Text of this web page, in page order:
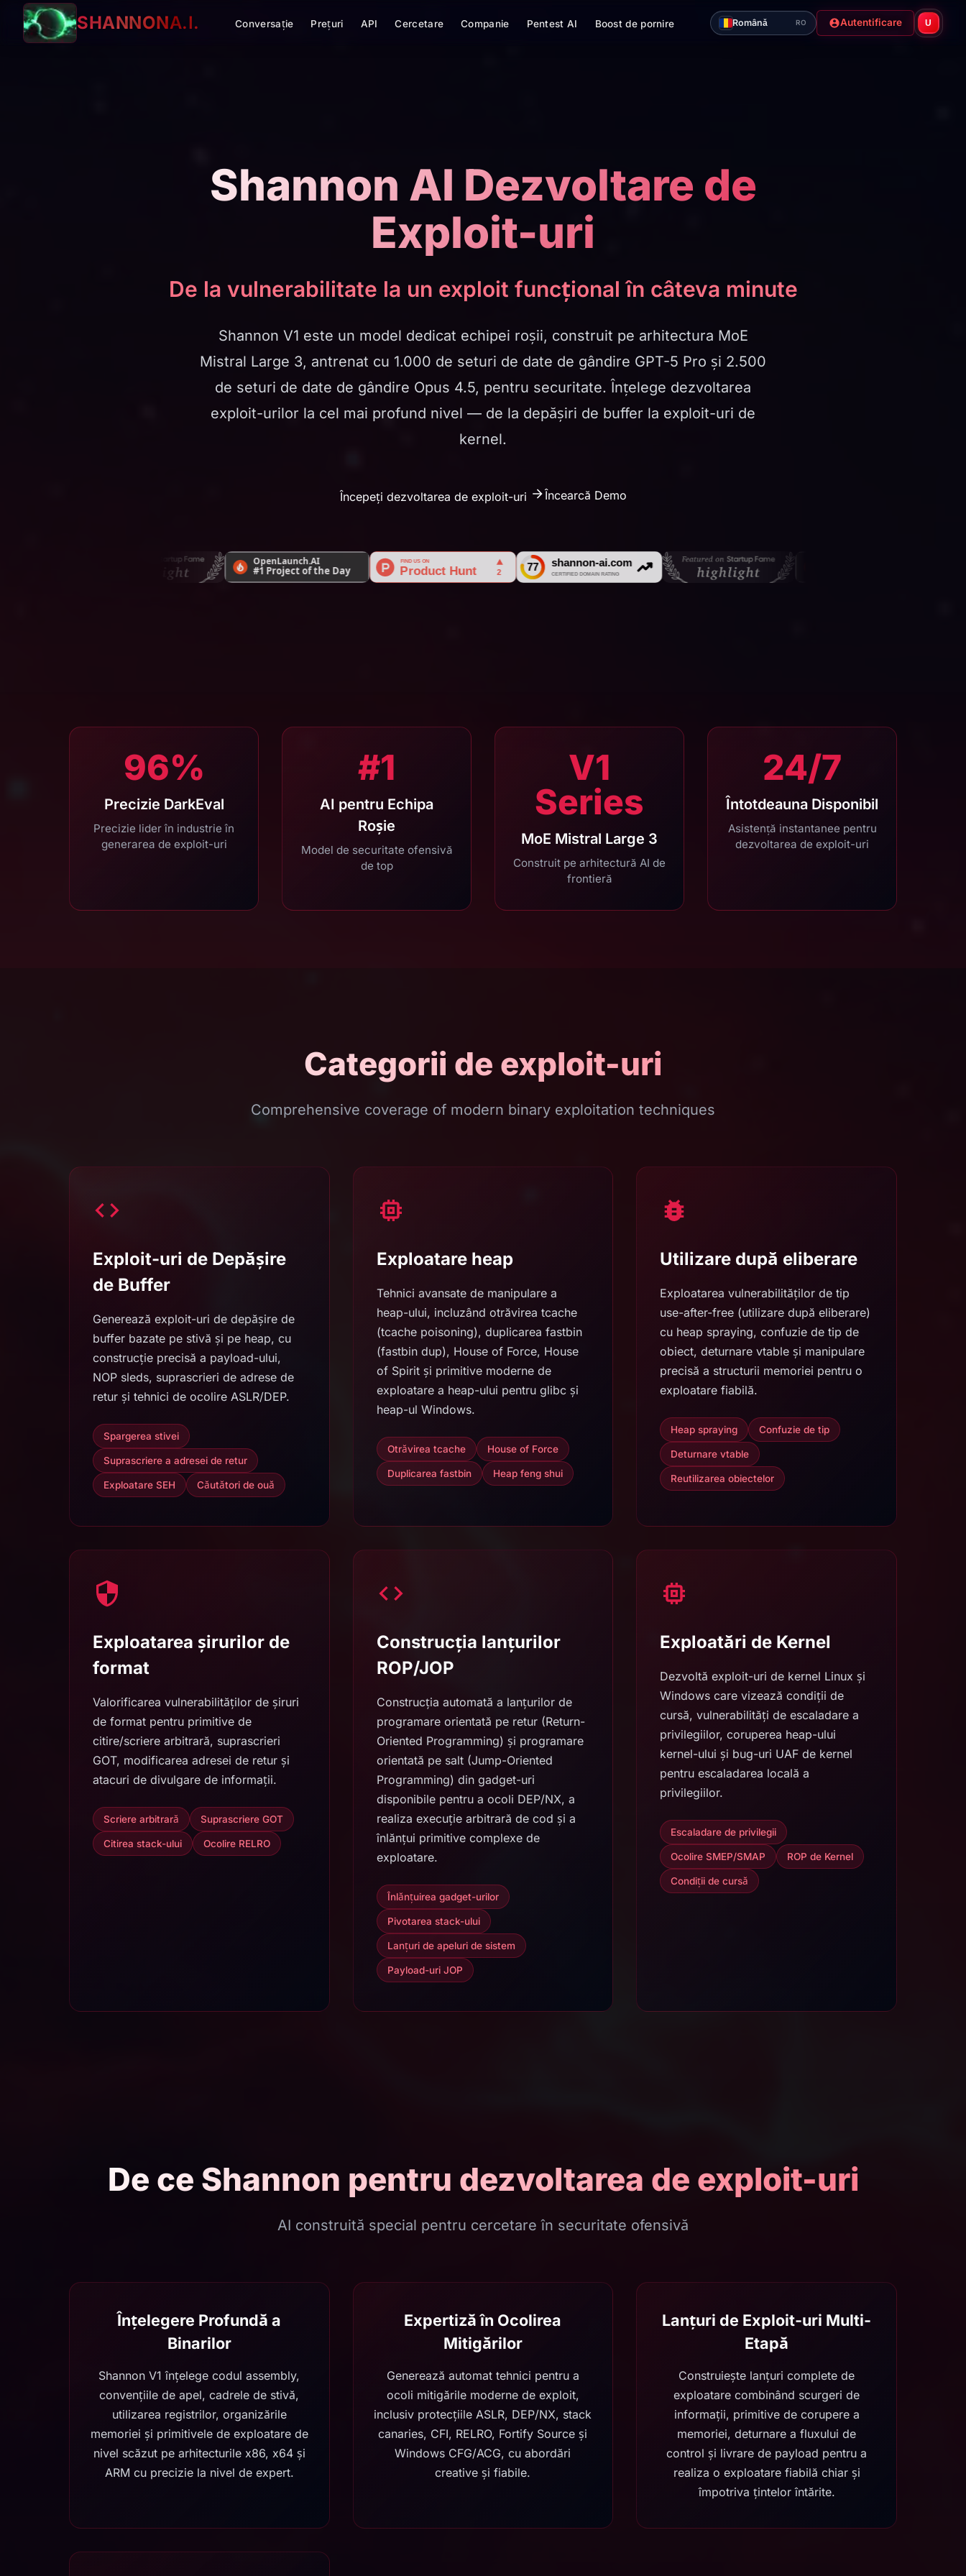
SHANNONA.I. Conversație Prețuri API Cercetare Companie Pentest AI Boost de pornire Română RO Autentificare U
Shannon AI Dezvoltare de
Exploit-uri
De la vulnerabilitate la un exploit funcțional în câteva minute
Shannon V1 este un model dedicat echipei roșii, construit pe arhitectura MoE
Mistral Large 3, antrenat cu 1.000 de seturi de date de gândire GPT-5 Pro și 2.500
de seturi de date de gândire Opus 4.5, pentru securitate. Înțelege dezvoltarea
exploit-urilor la cel mai profund nivel — de la depășiri de buffer la exploit-uri de
kernel.
Începeți dezvoltarea de exploit-uri Încearcă Demo
96%
Precizie DarkEval
Precizie lider în industrie în
generarea de exploit-uri
#1
AI pentru Echipa
Roșie
Model de securitate ofensivă
de top
V1
Series
MoE Mistral Large 3
Construit pe arhitectură AI de
frontieră
24/7
Întotdeauna Disponibil
Asistență instantanee pentru
dezvoltarea de exploit-uri
Categorii de exploit-uri
Comprehensive coverage of modern binary exploitation techniques
Exploit-uri de Depășire
de Buffer
Generează exploit-uri de depășire de
buffer bazate pe stivă și pe heap, cu
construcție precisă a payload-ului,
NOP sleds, suprascrieri de adrese de
retur și tehnici de ocolire ASLR/DEP.
Spargerea stivei
Suprascriere a adresei de retur
Exploatare SEH Căutători de ouă
Exploatare heap
Tehnici avansate de manipulare a
heap-ului, incluzând otrăvirea tcache
(tcache poisoning), duplicarea fastbin
(fastbin dup), House of Force, House
of Spirit și primitive moderne de
exploatare a heap-ului pentru glibc și
heap-ul Windows.
Otrăvirea tcache House of Force
Duplicarea fastbin Heap feng shui
Utilizare după eliberare
Exploatarea vulnerabilităților de tip
use-after-free (utilizare după eliberare)
cu heap spraying, confuzie de tip de
obiect, deturnare vtable și manipulare
precisă a structurii memoriei pentru o
exploatare fiabilă.
Heap spraying Confuzie de tip
Deturnare vtable
Reutilizarea obiectelor
Exploatarea șirurilor de
format
Valorificarea vulnerabilităților de șiruri
de format pentru primitive de
citire/scriere arbitrară, suprascrieri
GOT, modificarea adresei de retur și
atacuri de divulgare de informații.
Scriere arbitrară Suprascriere GOT
Citirea stack-ului Ocolire RELRO
Construcția lanțurilor
ROP/JOP
Construcția automată a lanțurilor de
programare orientată pe retur (Return-
Oriented Programming) și programare
orientată pe salt (Jump-Oriented
Programming) din gadget-uri
disponibile pentru a ocoli DEP/NX, a
realiza execuție arbitrară de cod și a
înlănțui primitive complexe de
exploatare.
Înlănțuirea gadget-urilor
Pivotarea stack-ului
Lanțuri de apeluri de sistem
Payload-uri JOP
Exploatări de Kernel
Dezvoltă exploit-uri de kernel Linux și
Windows care vizează condiții de
cursă, vulnerabilități de escaladare a
privilegiilor, coruperea heap-ului
kernel-ului și bug-uri UAF de kernel
pentru escaladarea locală a
privilegiilor.
Escaladare de privilegii
Ocolire SMEP/SMAP ROP de Kernel
Condiții de cursă
De ce Shannon pentru dezvoltarea de exploit-uri
AI construită special pentru cercetare în securitate ofensivă
Înțelegere Profundă a
Binarilor
Shannon V1 înțelege codul assembly,
convențiile de apel, cadrele de stivă,
utilizarea registrilor, organizările
memoriei și primitivele de exploatare de
nivel scăzut pe arhitecturile x86, x64 și
ARM cu precizie la nivel de expert.
Expertiză în Ocolirea
Mitigărilor
Generează automat tehnici pentru a
ocoli mitigările moderne de exploit,
inclusiv protecțiile ASLR, DEP/NX, stack
canaries, CFI, RELRO, Fortify Source și
Windows CFG/ACG, cu abordări
creative și fiabile.
Lanțuri de Exploit-uri Multi-
Etapă
Construiește lanțuri complete de
exploatare combinând scurgeri de
informații, primitive de corupere a
memoriei, deturnare a fluxului de
control și livrare de payload pentru a
realiza o exploatare fiabilă chiar și
împotriva țintelor întărite.